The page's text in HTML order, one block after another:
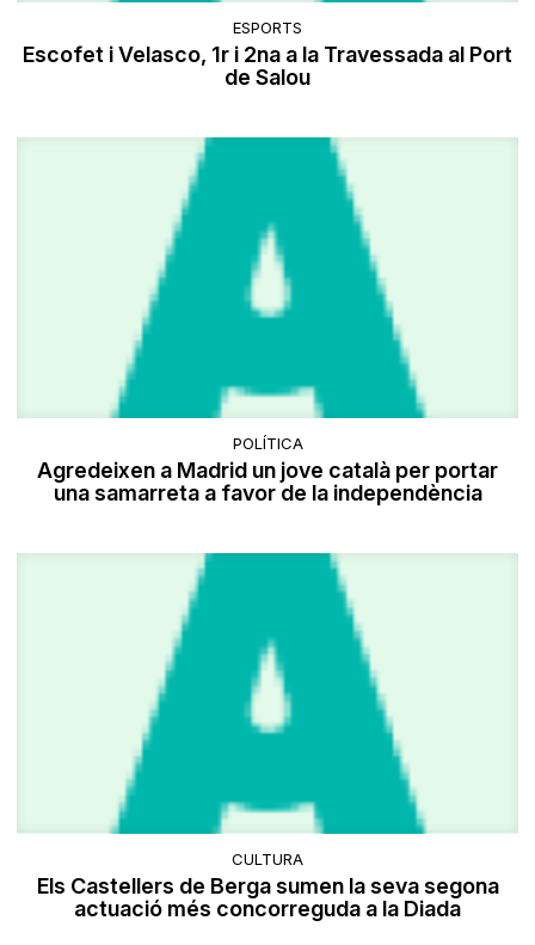
ESPORTS
Escofet i Velasco, 1r i 2na a la Travessada al Port
de Salou
POLÍTICA
Agredeixen a Madrid un jove català per portar
una samarreta a favor de la independència
CULTURA
Els Castellers de Berga sumen la seva segona
actuació més concorreguda a la Diada